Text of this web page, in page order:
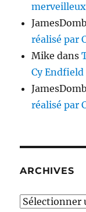
JamesDomb
réalisé par
Mike dans
Cy Endfield
JamesDomb
réalisé par
ARCHIVES
Archives